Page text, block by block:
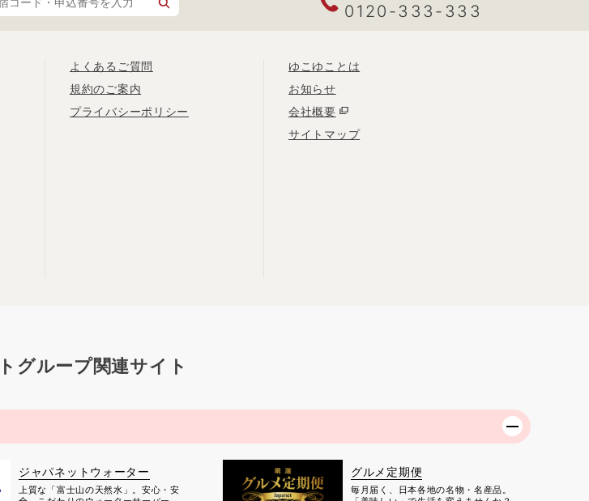
0120-333-333
よくあるご質問
規約のご案内
プライバシーポリシー
ゆこゆことは
お知らせ
会社概要
サイトマップ
グループ関連サイト
ジャパネットウォーター
上質な「富士山の天然水」。安心・安
グルメ定期便
毎月届く、日本各地の名物・名産品。